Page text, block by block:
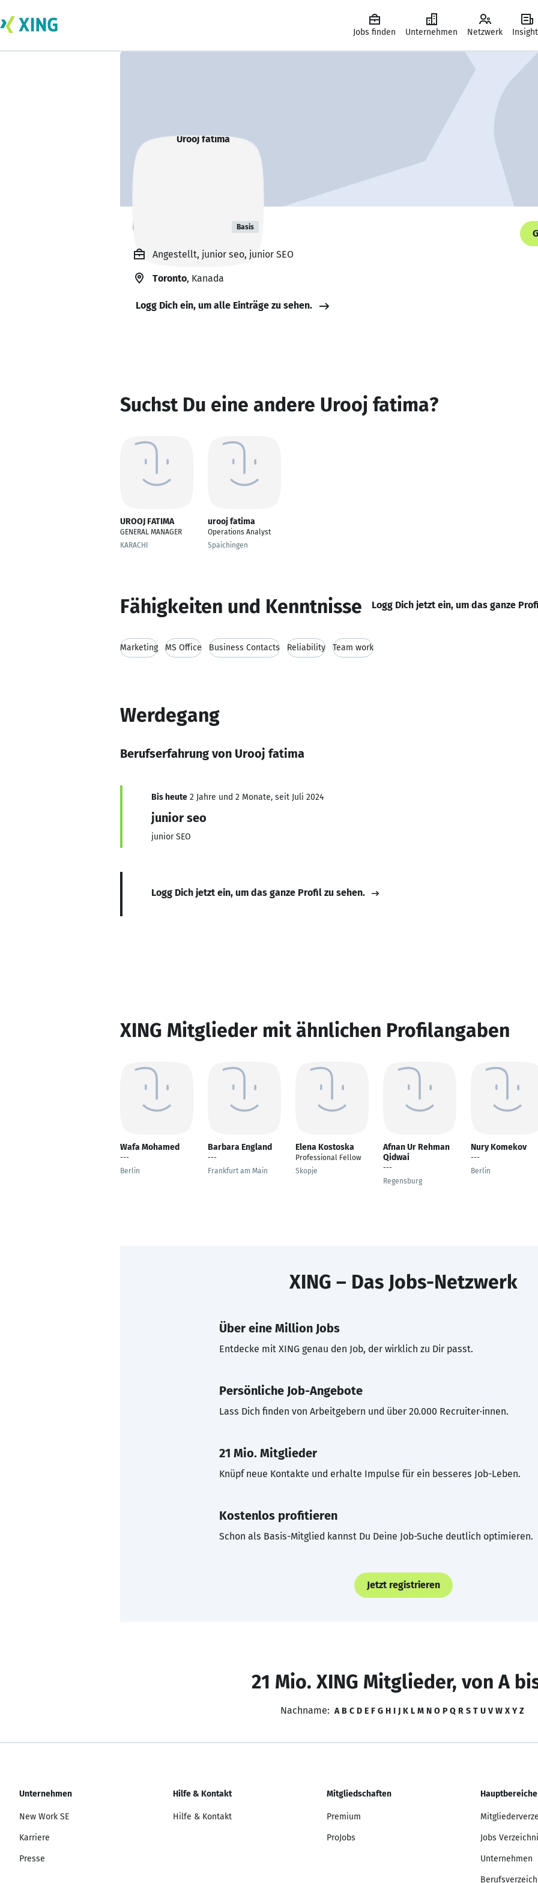
Jobs finden Unternehmen Netzwerk
Urooj fatima Basis
Angestellt, junior seo, junior SEO
Toronto, Kanada
Logg Dich ein, um alle Einträge zu sehen.
Suchst Du eine andere Urooj fatima?
UROOJ FATIMA
GENERAL MANAGER
KARACHI
urooj fatima
Operations Analyst
Spaichingen
Fähigkeiten und Kenntnisse Logg Dich jetzt ein, um das ganze
Marketing MS Office Business Contacts Reliability Team work
Werdegang
Berufserfahrung von Urooj fatima
Bis heute 2 Jahre und 2 Monate, seit Juli 2024
junior seo
junior SEO
Logg Dich jetzt ein, um das ganze Profil zu sehen.
XING Mitglieder mit ähnlichen Profilangaben
Wafa Mohamed
---
Berlin
Barbara England
---
Frankfurt am Main
Elena Kostoska
Professional Fellow
Skopje
Afnan Ur Rehman
Qidwai
---
Regensburg
Nury Komekov
---
Berlin
XING – Das Jobs-Netzwerk
Über eine Million Jobs
Entdecke mit XING genau den Job, der wirklich zu Dir passt.
Persönliche Job-Angebote
Lass Dich finden von Arbeitgebern und über 20.000 Recruiter·innen.
21 Mio. Mitglieder
Knüpf neue Kontakte und erhalte Impulse für ein besseres Job-Leben.
Kostenlos profitieren
Schon als Basis-Mitglied kannst Du Deine Job-Suche deutlich optimieren.
Jetzt registrieren
21 Mio. XING Mitglieder, von A
Nachname: A B C D E F G H I J K L M N O P Q R S T U V W X Y Z
Unternehmen
New Work SE
Karriere
Presse
Hilfe & Kontakt
Hilfe & Kontakt
Mitgliedschaften
Premium
ProJobs
Hauptbereiche
Jobs
Unternehmen